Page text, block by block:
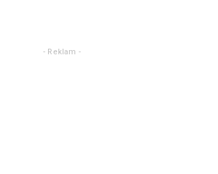
- Reklam -